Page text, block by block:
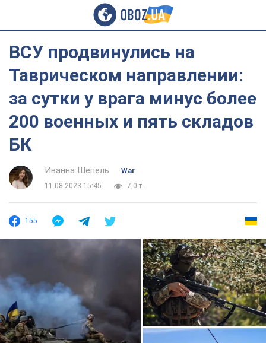
ВСУ продвинулись на
Таврическом направлении:
за сутки у врага минус более
200 военных и пять складов
БК
Иванна Шепель
War
11.08.2023 15:45
7,0 т.
155